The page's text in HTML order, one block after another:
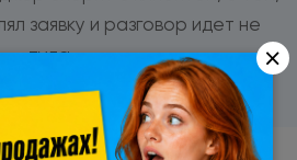
заявку и разговор идет не
туда.
×